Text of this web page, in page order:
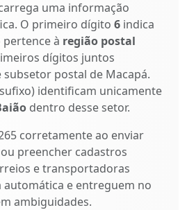
uma informação
O primeiro dígito 6 indica
à região postal
dígitos juntos
postal de Macapá.
identificam unicamente
dentro desse setor.
corretamente ao enviar
preencher cadastros
e transportadoras
automática e entreguem no
ambiguidades.